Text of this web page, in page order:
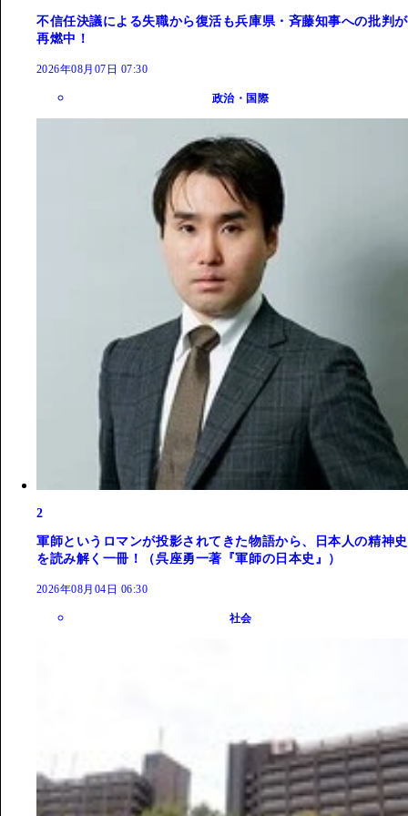
不信任決議による失職から復活も兵庫県・斉藤知事への批判が
再燃中！
2026年08月07日 07:30
政治・国際
2
軍師というロマンが投影されてきた物語から、日本人の精神史
を読み解く一冊！（呉座勇一著『軍師の日本史』）
2026年08月04日 06:30
社会